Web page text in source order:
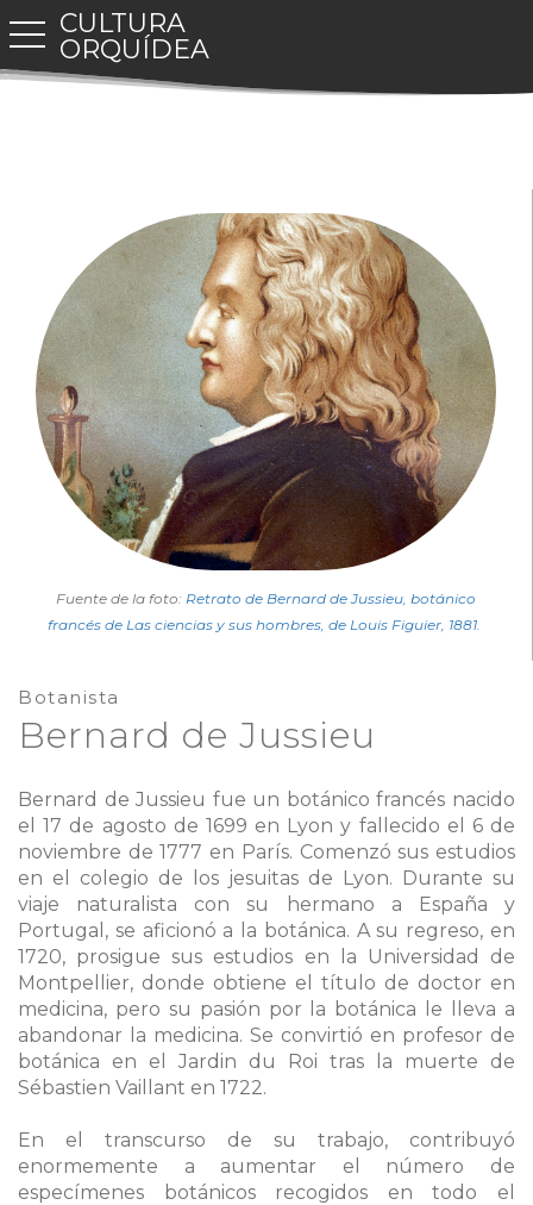
CULTURA
ORQUÍDEA
toggle navigation
Fuente de la foto: Retrato de Bernard de Jussieu, botánico
francés de Las ciencias y sus hombres, de Louis Figuier, 1881.
Botanista
Bernard de Jussieu
Bernard de Jussieu fue un botánico francés nacido
el 17 de agosto de 1699 en Lyon y fallecido el 6 de
noviembre de 1777 en París. Comenzó sus estudios
en el colegio de los jesuitas de Lyon. Durante su
viaje naturalista con su hermano a España y
Portugal, se aficionó a la botánica. A su regreso, en
1720, prosigue sus estudios en la Universidad de
Montpellier, donde obtiene el título de doctor en
medicina, pero su pasión por la botánica le lleva a
abandonar la medicina. Se convirtió en profesor de
botánica en el Jardin du Roi tras la muerte de
Sébastien Vaillant en 1722.
En el transcurso de su trabajo, contribuyó
enormemente a aumentar el número de
especímenes botánicos recogidos en todo el